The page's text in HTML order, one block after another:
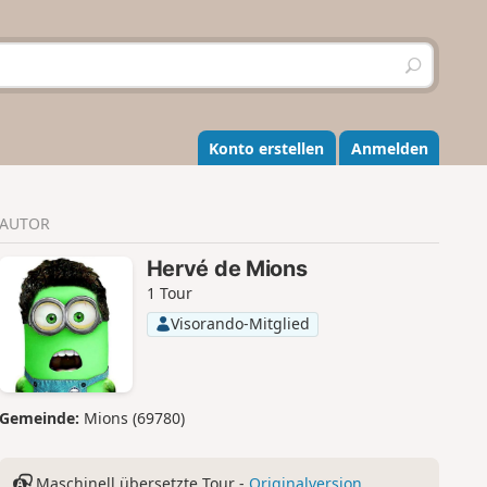
S
u
h
e
n
Konto erstellen Anmelden
AUTOR
Hervé de Mions
1 Tour
Visorando-Mitglied
Gemeinde: Mions (69780)
Maschinell übersetzte Tour - Originalversion